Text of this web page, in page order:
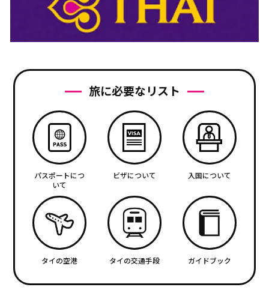
旅に必要なリスト
パスポートにつ
いて
ビザについて 入国について
タイの空港 タイの交通手段 ガイドブック